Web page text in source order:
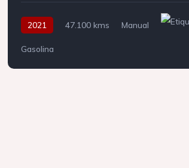
2021 47.100 kms Manual
Gasolina